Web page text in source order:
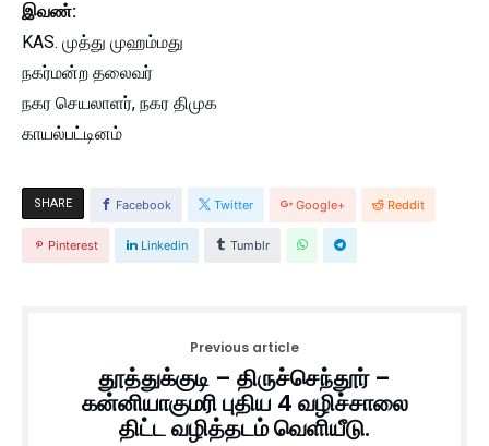
இவண்:
KAS. முத்து முஹம்மது
நகர்மன்ற தலைவர்
நகர செயலாளர், நகர திமுக
காயல்பட்டினம்
SHARE Facebook Twitter Google+ Reddit
Pinterest Linkedin Tumblr
Previous article
தூத்துக்குடி – திருச்செந்தூர் –
கன்னியாகுமரி புதிய 4 வழிச்சாலை
திட்ட வழித்தடம் வெளியீடு.